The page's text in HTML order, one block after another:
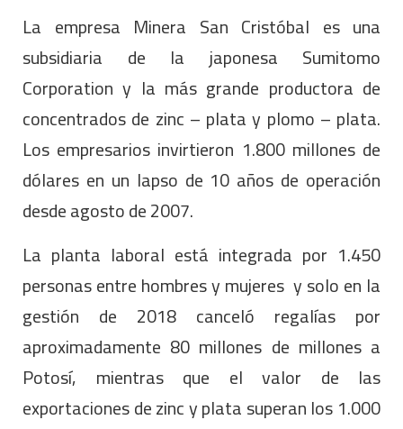
La empresa Minera San Cristóbal es una
subsidiaria de la japonesa Sumitomo
Corporation y la más grande productora de
concentrados de zinc – plata y plomo – plata.
Los empresarios invirtieron 1.800 millones de
dólares en un lapso de 10 años de operación
desde agosto de 2007.
La planta laboral está integrada por 1.450
personas entre hombres y mujeres y solo en la
gestión de 2018 canceló regalías por
aproximadamente 80 millones de millones a
Potosí, mientras que el valor de las
exportaciones de zinc y plata superan los 1.000